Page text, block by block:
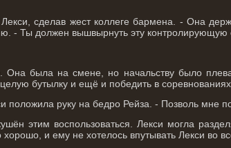
сделав жест коллеге бармена. - Она
- Ты должен вышвырнуть эту контролирующую
была на смене, но начальству было
бутылку и ещё и победить в
руку на бедро Рейза. - Позволь мне
этим воспользоваться. Лекси могла
и ему не хотелось впутывать Лекси во